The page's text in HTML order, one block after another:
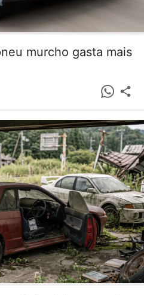
murcho gasta mais